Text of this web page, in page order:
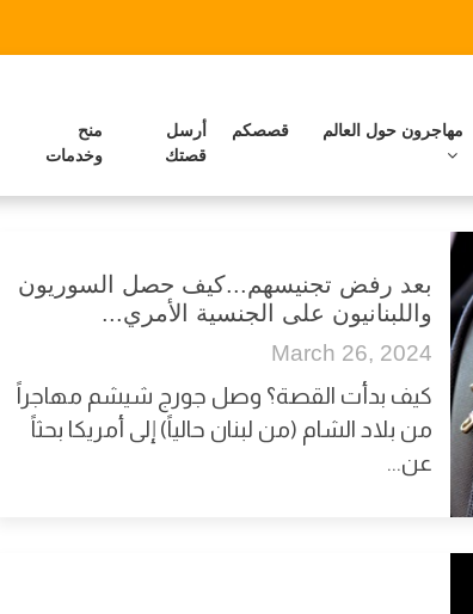
مهاجرون حول العالم قصصكم
أرسل
قصتك
منح
وخدمات
بعد رفض تجنيسهم...كيف حصل السوريون
واللبنانيون على الجنسية الأمري...
March 26, 2024
كيف بدأت القصة؟ وصل جورج شيشم مهاجراً
من بلاد الشام (من لبنان حالياً) إلى أمريكا بحثاً
عن...